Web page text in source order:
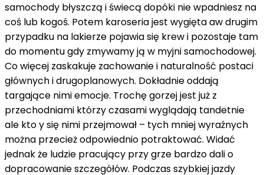
samochody błyszczą i świecą dopóki nie wpadniesz na
coś lub kogoś. Potem karoseria jest wygięta aw drugim
przypadku na lakierze pojawia się krew i pozostaje tam
do momentu gdy zmywamy ją w myjni samochodowej.
Co więcej zaskakuje zachowanie i naturalność postaci
głównych i drugoplanowych. Dokładnie oddają
targające nimi emocje. Trochę gorzej jest już z
przechodniami którzy czasami wyglądają tandetnie
ale kto y się nimi przejmował – tych mniej wyraźnych
można przecież odpowiednio potraktować. Widać
jednak że ludzie pracujący przy grze bardzo dali o
dopracowanie szczegółów. Podczas szybkiej jazdy